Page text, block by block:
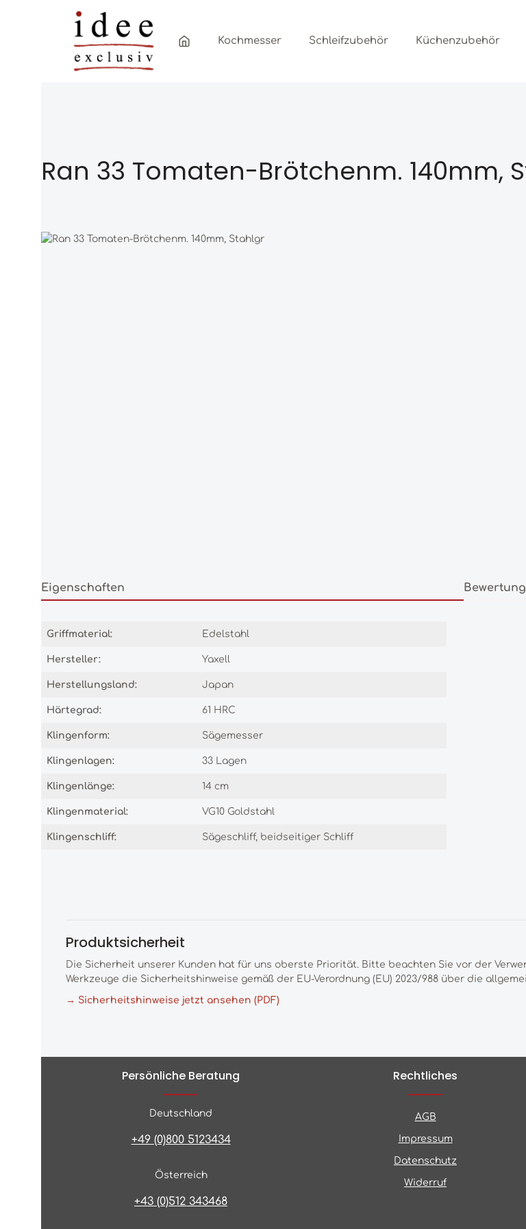
Zum Hauptinhalt springen
Zur Hauptnavigation springen
Kochmesser Schleifzubehör Küchenzubehör
Ran 33 Tomaten-Brötchenm. 140mm,
Bildergalerie überspringen
Eigenschaften
Griffmaterial: Edelstahl
Hersteller: Yaxell
Herstellungsland: Japan
Härtegrad: 61 HRC
Klingenform: Sägemesser
Klingenlagen: 33 Lagen
Klingenlänge: 14 cm
Klingenmaterial: VG10 Goldstahl
Klingenschliff: Sägeschliff, beidseitiger Schliff
Produktsicherheit
Die Sicherheit unserer Kunden hat für uns oberste Priorität. Bitte beachten Sie vor der
Werkzeuge die Sicherheitshinweise gemäß der EU-Verordnung (EU) 2023/988 über die
→ Sicherheitshinweise jetzt ansehen (PDF)
Persönliche Beratung
Deutschland
+49 (0)800 5123434
Österreich
+43 (0)512 343468
Rechtliches
AGB
Impressum
Datenschutz
Widerruf